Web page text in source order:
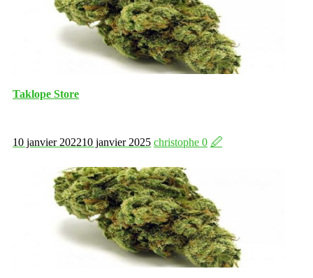
Taklope Store
10 janvier 202210 janvier 2025 christophe 0 🖉